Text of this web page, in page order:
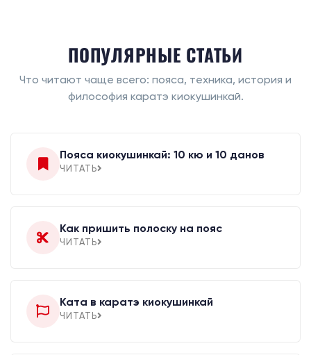
ПОПУЛЯРНЫЕ СТАТЬИ
Что читают чаще всего: пояса, техника, история и
философия каратэ киокушинкай.
Пояса киокушинкай: 10 кю и 10 данов
ЧИТАТЬ
Как пришить полоску на пояс
ЧИТАТЬ
Ката в каратэ киокушинкай
ЧИТАТЬ